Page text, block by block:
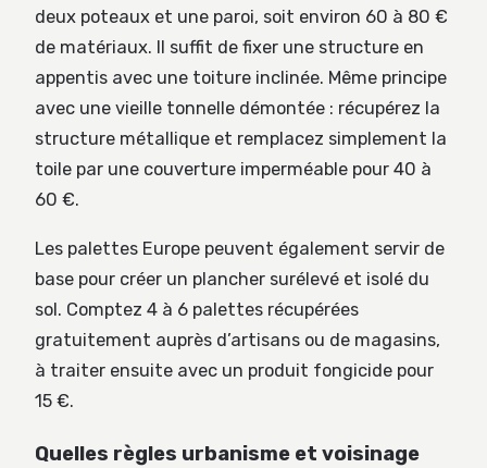
deux poteaux et une paroi, soit environ 60 à 80 €
de matériaux. Il suffit de fixer une structure en
appentis avec une toiture inclinée. Même principe
avec une vieille tonnelle démontée : récupérez la
structure métallique et remplacez simplement la
toile par une couverture imperméable pour 40 à
60 €.
Les palettes Europe peuvent également servir de
base pour créer un plancher surélevé et isolé du
sol. Comptez 4 à 6 palettes récupérées
gratuitement auprès d’artisans ou de magasins,
à traiter ensuite avec un produit fongicide pour
15 €.
Quelles règles urbanisme et voisinage